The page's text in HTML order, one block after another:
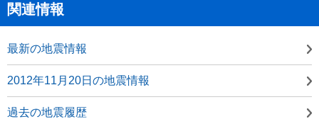
関連情報
最新の地震情報
2012年11月20日の地震情報
過去の地震履歴